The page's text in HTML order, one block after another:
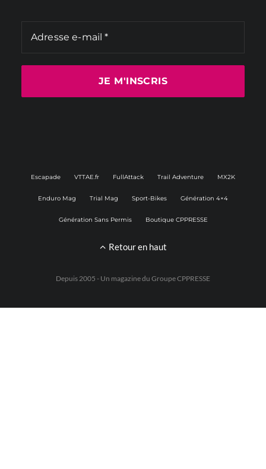
Escapade VTTAE.fr FullAttack Trail Adventure MX2K
Enduro Mag Trial Mag Sport-Bikes Génération 4×4
Génération Sans Permis Boutique CPPRESSE
Retour en haut
Depuis 2005 - Un magazine du Groupe CPPRESSE